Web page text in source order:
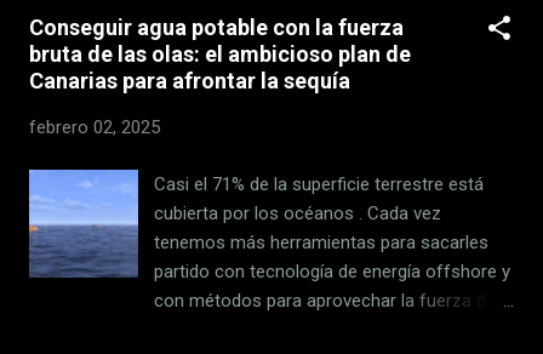
mencionada campaña el próximo 3 de
febrero ; es decir, mañana. LG 75UR76006LL
por 594,15 euros , un buen televisor de LG
que destaca sobre todo por su gran pantalla
euros , un buen móvil de Google al que no le
falta casi nada. Dyson v8 Advanced por 299
euros , una de las aspiradoras sin cable de la
marca con mejor relación calidad precio.
MacBook Air (2022) por 979 euros , el
Conseguir agua potable con la fuerza
bruta de las olas: el ambicioso plan de
Canarias para afrontar la sequía
febrero 02, 2025
Casi el 71% de la superficie terrestre está
cubierta por los océanos . Cada vez
tenemos más herramientas para sacarles
partido con tecnología de energía offshore y
con métodos para aprovechar la fuerza de